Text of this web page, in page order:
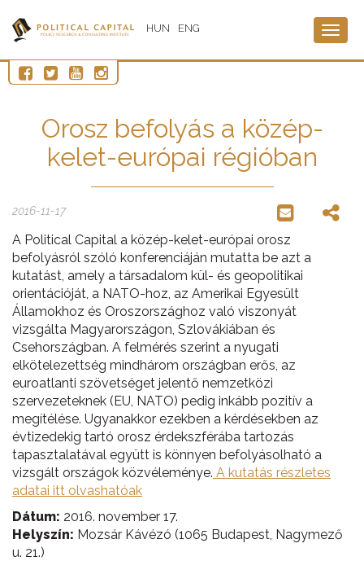
HUN ENG
Orosz befolyás a közép-
kelet-európai régióban
2016-11-17
A Political Capital a közép-kelet-európai orosz
befolyásról szóló konferenciáján mutatta be azt a
kutatást, amely a társadalom kül- és geopolitikai
orientációját, a NATO-hoz, az Amerikai Egyesült
Államokhoz és Oroszországhoz való viszonyát
vizsgálta Magyarországon, Szlovákiában és
Csehországban. A felmérés szerint a nyugati
elkötelezettség mindhárom országban erős, az
euroatlanti szövetséget jelentő nemzetközi
szervezeteknek (EU, NATO) pedig inkább pozitív a
megítélése. Ugyanakkor ezekben a kérdésekben az
évtizedekig tartó orosz érdekszférába tartozás
tapasztalatával együtt is könnyen befolyásolható a
vizsgált országok közvéleménye. A kutatás részletes
adatai itt olvashatóak
Dátum: 2016. november 17.
Helyszín: Mozsár Kávézó (1065 Budapest, Nagymező
u. 21.)